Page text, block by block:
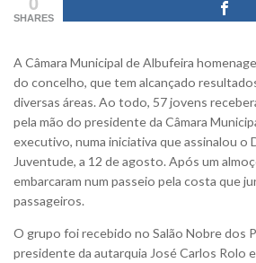
SHARES
A Câmara Municipal de Albufeira
do concelho, que tem alcançado
diversas áreas. Ao todo, 57 jovens
pela mão do presidente da Câmara
executivo, numa iniciativa que assinalou o
Juventude, a 12 de agosto. Após um
embarcaram num passeio pela costa que
passageiros.
O grupo foi recebido no Salão Nobre dos
presidente da autarquia José Carlos Rolo